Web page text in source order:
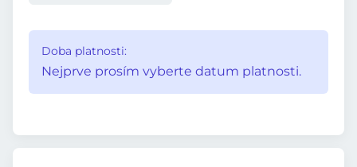
Doba platnosti:
Nejprve prosím vyberte datum platnosti.